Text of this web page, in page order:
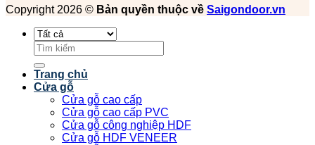
Copyright 2026 © Bản quyền thuộc về Saigondoor.vn
Tìm
kiếm:
Trang chủ
Cửa gỗ
Cửa gỗ cao cấp
Cửa gỗ cao cấp PVC
Cửa gỗ công nghiệp HDF
Cửa gỗ HDF VENEER